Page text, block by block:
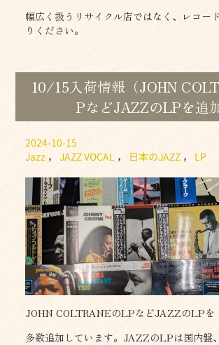
幅広く扱うリサイクル店ではなく、レコー
りください。
10/15入荷情報（JOHN
PなどJAZZのLPを追加
2024-10-15
Jazz ，JAZZ VOCAL ， 日本のJAZZ ， LP
JOHN COLTRANEのLPなどJAZZのLPを
多数追加しています。JAZZのLPは国内盤、